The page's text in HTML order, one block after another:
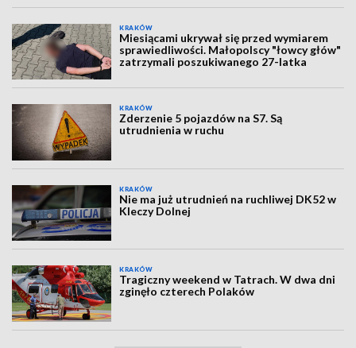
KRAKÓW
Miesiącami ukrywał się przed wymiarem
sprawiedliwości. Małopolscy "łowcy głów"
zatrzymali poszukiwanego 27-latka
KRAKÓW
Zderzenie 5 pojazdów na S7. Są
utrudnienia w ruchu
KRAKÓW
Nie ma już utrudnień na ruchliwej DK52 w
Kleczy Dolnej
KRAKÓW
Tragiczny weekend w Tatrach. W dwa dni
zginęło czterech Polaków